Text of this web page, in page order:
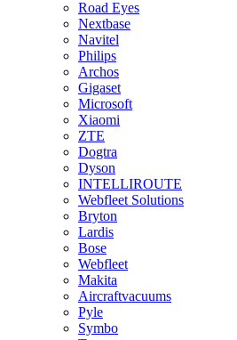
Road Eyes
Nextbase
Navitel
Philips
Archos
Gigaset
Microsoft
Xiaomi
ZTE
Dogtra
Dyson
INTELLIROUTE
Webfleet Solutions
Bryton
Lardis
Bose
Webfleet
Makita
Aircraftvacuums
Pyle
Symbo